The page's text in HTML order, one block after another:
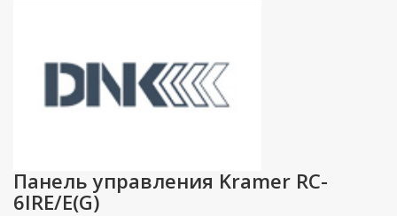
Панель управления Kramer RC-
6IRE/E(G)